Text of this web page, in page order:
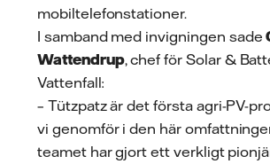
mobiltelefonstationer.
I samband med invigningen sade
Wattendrup, chef för Solar &
Vattenfall:
– Tützpatz är det första agri-PV-
vi genomför i den här
teamet har gjort ett verkligt